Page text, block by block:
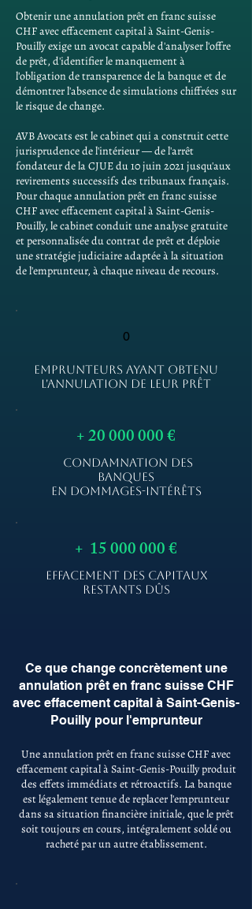
Obtenir une annulation prêt en franc suisse
CHF avec effacement capital à Saint-Genis-
Pouilly exige un avocat capable d'analyser l'offre
de prêt, d'identifier le manquement à
l'obligation de transparence de la banque et de
démontrer l'absence de simulations chiffrées sur
le risque de change.
AVB Avocats est le cabinet qui a construit cette
jurisprudence de l'intérieur — de l'arrêt
fondateur de la CJUE du 10 juin 2021 jusqu'aux
revirements successifs des tribunaux français.
Pour chaque annulation prêt en franc suisse
CHF avec effacement capital à Saint-Genis-
Pouilly, le cabinet conduit une analyse gratuite
et personnalisée du contrat de prêt et déploie
une stratégie judiciaire adaptée à la situation
de l'emprunteur, à chaque niveau de recours.
0
EMPRUNTEURS AYANT OBTENU
L'ANNULATION DE LEUR PRÊT
+20 000 000€
CONDAMNATION DES
BANQUES
EN DOMMAGES-INTÉRÊTS
+ 15 000 000€
EFFACEMENT DES CAPITAUX
RESTANTS DÛS
Ce que change concrètement une
annulation prêt en franc suisse CHF
avec effacement capital à Saint-Genis-
Pouilly pour l'emprunteur
Une annulation prêt en franc suisse CHF avec
effacement capital à Saint-Genis-Pouilly produit
des effets immédiats et rétroactifs. La banque
est légalement tenue de replacer l'emprunteur
dans sa situation financière initiale, que le prêt
soit toujours en cours, intégralement soldé ou
racheté par un autre établissement.